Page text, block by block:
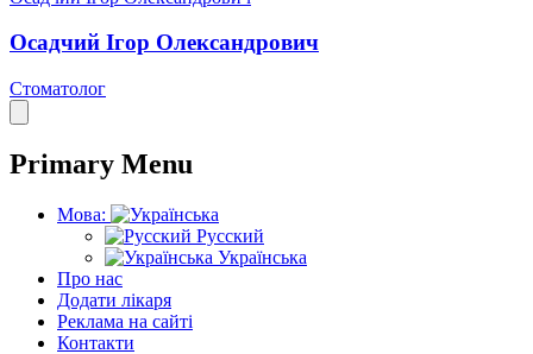
Осадчий Ігор Олександрович
Стоматолог
Primary Menu
Мова:
Русский
Українська
Про нас
Додати лікаря
Реклама на сайті
Контакти